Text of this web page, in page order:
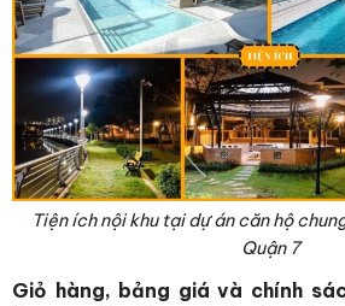
Tiện ích nội khu tại dự án căn hộ
Quận 7
Giỏ hàng, bảng giá và chính